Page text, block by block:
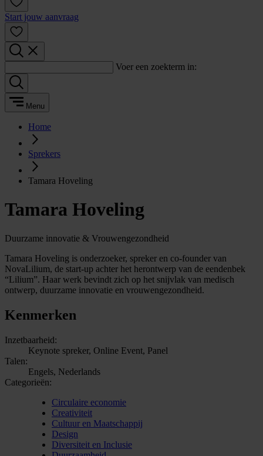
Start jouw aanvraag
Voer een zoekterm in:
Menu
Home
Sprekers
Tamara Hoveling
Tamara Hoveling
Duurzame innovatie & Vrouwengezondheid
Tamara Hoveling is onderzoeker, spreker en co-founder van
NovaLilium, de start-up achter het herontwerp van de eendenbek
“Lilium”. Haar werk bevindt zich op het snijvlak van medisch
ontwerp, duurzame innovatie en vrouwengezondheid.
Kenmerken
Inzetbaarheid:
Keynote spreker, Online Event, Panel
Talen:
Engels, Nederlands
Categorieën:
Circulaire economie
Creativiteit
Cultuur en Maatschappij
Design
Diversiteit en Inclusie